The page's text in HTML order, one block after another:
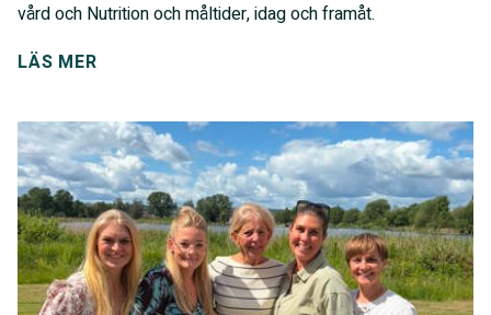
vård och Nutrition och måltider, idag och framåt.
LÄS MER